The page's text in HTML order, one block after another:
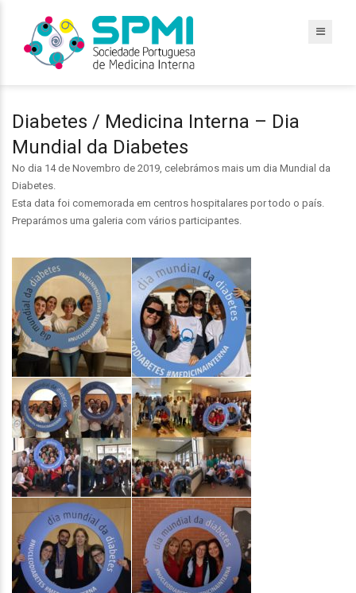
Diabetes / Medicina Interna – Dia
Mundial da Diabetes
No dia 14 de Novembro de 2019, celebrámos mais um dia Mundial da
Diabetes.
Esta data foi comemorada em centros hospitalares por todo o país.
Preparámos uma galeria com vários participantes.